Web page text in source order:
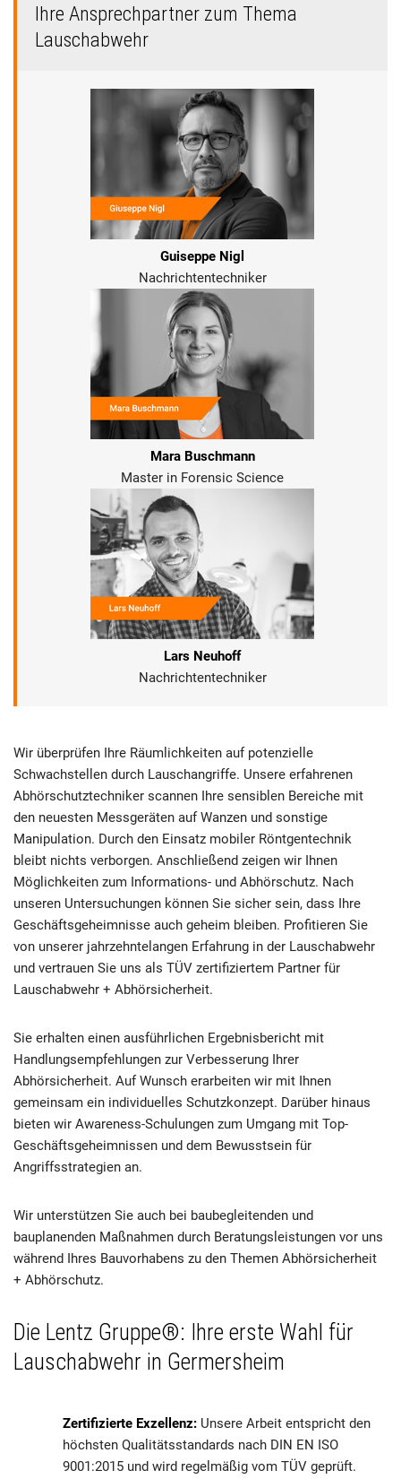
Ihre Ansprechpartner zum Thema
Lauschabwehr
Guiseppe Nigl
Nachrichtentechniker
Mara Buschmann
Master in Forensic Science
Lars Neuhoff
Nachrichtentechniker
Wir überprüfen Ihre Räumlichkeiten auf potenzielle
Schwachstellen durch Lauschangriffe. Unsere erfahrenen
Abhörschutztechniker scannen Ihre sensiblen Bereiche mit
den neuesten Messgeräten auf Wanzen und sonstige
Manipulation. Durch den Einsatz mobiler Röntgentechnik
bleibt nichts verborgen. Anschließend zeigen wir Ihnen
Möglichkeiten zum Informations- und Abhörschutz. Nach
unseren Untersuchungen können Sie sicher sein, dass Ihre
Geschäftsgeheimnisse auch geheim bleiben. Profitieren Sie
von unserer jahrzehntelangen Erfahrung in der Lauschabwehr
und vertrauen Sie uns als TÜV zertifiziertem Partner für
Lauschabwehr + Abhörsicherheit.
Sie erhalten einen ausführlichen Ergebnisbericht mit
Handlungsempfehlungen zur Verbesserung Ihrer
Abhörsicherheit. Auf Wunsch erarbeiten wir mit Ihnen
gemeinsam ein individuelles Schutzkonzept. Darüber hinaus
bieten wir Awareness-Schulungen zum Umgang mit Top-
Geschäftsgeheimnissen und dem Bewusstsein für
Angriffsstrategien an.
Wir unterstützen Sie auch bei baubegleitenden und
bauplanenden Maßnahmen durch Beratungsleistungen vor uns
während Ihres Bauvorhabens zu den Themen Abhörsicherheit
+ Abhörschutz.
Die Lentz Gruppe®: Ihre erste Wahl für
Lauschabwehr in Germersheim
Zertifizierte Exzellenz: Unsere Arbeit entspricht den
höchsten Qualitätsstandards nach DIN EN ISO
9001:2015 und wird regelmäßig vom TÜV geprüft.